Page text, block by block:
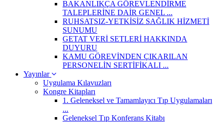
BAKANLIKÇA GÖREVLENDİRME
TALEPLERİNE DAİR GENEL ...
RUHSATSIZ-YETKİSİZ SAĞLIK HİZMETİ
SUNUMU
GETAT VERİ SETLERİ HAKKINDA
DUYURU
KAMU GÖREVİNDEN ÇIKARILAN
PERSONELİN SERTİFİKALI ...
Yayınlar
Uygulama Kılavuzları
Kongre Kitapları
1. Geleneksel ve Tamamlayıcı Tıp Uygulamaları
...
Geleneksel Tıp Konferans Kitabı